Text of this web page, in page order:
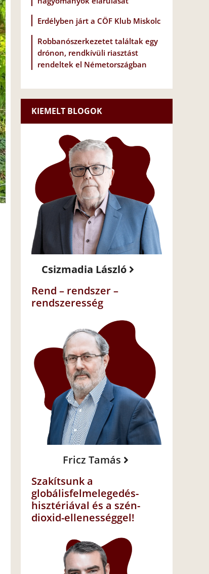
Erdélyben járt a CÖF Klub Miskolc
Robbanószerkezetet találtak egy
drónon, rendkívüli riasztást
rendeltek el Németországban
KIEMELT BLOGOK
Csizmadia László
Rend – rendszer –
rendszeresség
Fricz Tamás
Szakítsunk a
globálisfelmelegedés-
hisztériával és a szén-
dioxid-ellenességgel!